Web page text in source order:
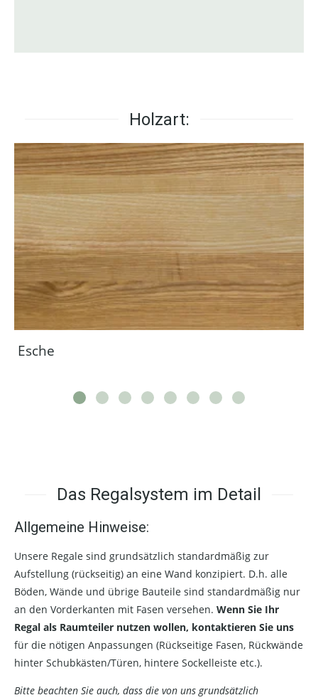
Holzart:
Esche
Das Regalsystem im Detail
Allgemeine Hinweise:
Unsere Regale sind grundsätzlich standardmäßig zur
Aufstellung (rückseitig) an eine Wand konzipiert. D.h. alle
Böden, Wände und übrige Bauteile sind standardmäßig nur
an den Vorderkanten mit Fasen versehen. Wenn Sie Ihr
Regal als Raumteiler nutzen wollen, kontaktieren Sie uns
für die nötigen Anpassungen (Rückseitige Fasen, Rückwände
hinter Schubkästen/Türen, hintere Sockelleiste etc.).
Bitte beachten Sie auch, dass die von uns grundsätzlich